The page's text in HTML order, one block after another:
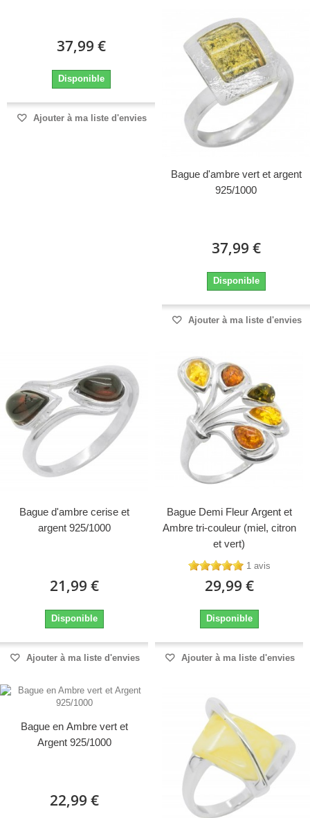
37,99 €
Disponible
Ajouter à ma liste d'envies
Bague d'ambre vert et argent
925/1000
37,99 €
Disponible
Ajouter à ma liste d'envies
Bague d'ambre cerise et
argent 925/1000
21,99 €
Disponible
Ajouter à ma liste d'envies
Bague Demi Fleur Argent et
Ambre tri-couleur (miel, citron
et vert)
1 avis
29,99 €
Disponible
Ajouter à ma liste d'envies
Bague en Ambre vert et
Argent 925/1000
22,99 €